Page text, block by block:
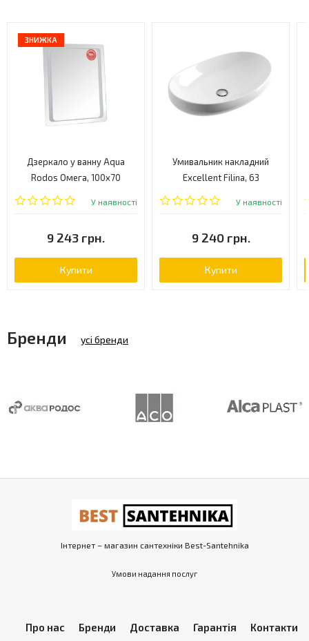
ЗНИЖКА
Дзеркало у ванну Aqua
Rodos Омега, 100x70
(АР000001225)
У наявності
9 243 грн.
Купити
Умивальник накладний
Excellent Filina, 63
(CEAC.630.420.WH)
У наявності
9 240 грн.
Купити
Бренди усі бренди
Інтернет – магазин сантехніки Best-Santehnika
Умови надання послуг
Про нас Бренди Доставка Гарантія Контакти